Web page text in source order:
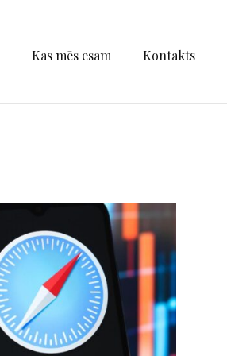
Kas mēs esam Kontakts